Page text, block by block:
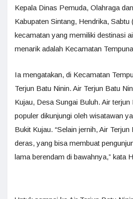
Kepala Dinas Pemuda, Olahraga
Kabupaten Sintang, Hendrika, Sabtu
kecamatan yang memiliki destinasi
menarik adalah Kecamatan
Ia mengatakan, di Kecamatan
Terjun Batu Ninin. Air Terjun Batu
Kujau, Desa Sungai Buluh. Air terjun
populer dikunjungi oleh wisatawan
Bukit Kujau. “Selain jernih, Air
deras, yang bisa membuat
lama berendam di bawahnya,” kata